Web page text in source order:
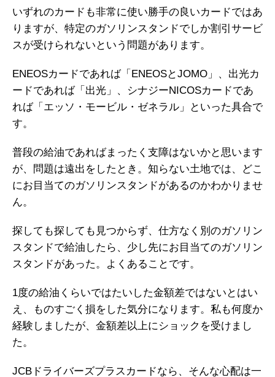
いずれのカードも非常に使い勝手の良いカードではあ
りますが、特定のガソリンスタンドでしか割引サービ
スが受けられないという問題があります。
ENEOSカードであれば「ENEOSとJOMO」、出光カ
ードであれば「出光」、シナジーNICOSカードであ
れば「エッソ・モービル・ゼネラル」といった具合で
す。
普段の給油であればまったく支障はないかと思います
が、問題は遠出をしたとき。知らない土地では、どこ
にお目当てのガソリンスタンドがあるのかわかりませ
ん。
探しても探しても見つからず、仕方なく別のガソリン
スタンドで給油したら、少し先にお目当てのガソリン
スタンドがあった。よくあることです。
1度の給油くらいではたいした金額差ではないとはい
え、ものすごく損をした気分になります。私も何度か
経験しましたが、金額差以上にショックを受けまし
た。
JCBドライバーズプラスカードなら、そんな心配は一